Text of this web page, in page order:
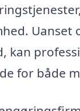
kan
for både